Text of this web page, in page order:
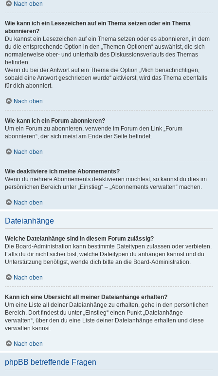
Nach oben
Wie kann ich ein Lesezeichen auf ein Thema setzen oder ein Thema
abonnieren?
Du kannst ein Lesezeichen auf ein Thema setzen oder es abonnieren, in dem
du die entsprechende Option in den „Themen-Optionen“ auswählst, die sich
normalerweise ober- und unterhalb des Diskussionsverlaufs des Themas
befinden.
Wenn du bei der Antwort auf ein Thema die Option „Mich benachrichtigen,
sobald eine Antwort geschrieben wurde“ aktivierst, wird das Thema ebenfalls
für dich abonniert.
Nach oben
Wie kann ich ein Forum abonnieren?
Um ein Forum zu abonnieren, verwende im Forum den Link „Forum
abonnieren“, der sich meist am Ende der Seite befindet.
Nach oben
Wie deaktiviere ich meine Abonnements?
Wenn du mehrere Abonnements deaktivieren möchtest, so kannst du dies im
persönlichen Bereich unter „Einstieg“ – „Abonnements verwalten“ machen.
Nach oben
Dateianhänge
Welche Dateianhänge sind in diesem Forum zulässig?
Die Board-Administration kann bestimmte Dateitypen zulassen oder verbieten.
Falls du dir nicht sicher bist, welche Dateitypen du anhängen kannst und du
Unterstützung benötigst, wende dich bitte an die Board-Administration.
Nach oben
Kann ich eine Übersicht all meiner Dateianhänge erhalten?
Um eine Liste all deiner Dateianhänge zu erhalten, gehe in den persönlichen
Bereich. Dort findest du unter „Einstieg“ einen Punkt „Dateianhänge
verwalten“, über den du eine Liste deiner Dateianhänge erhalten und diese
verwalten kannst.
Nach oben
phpBB betreffende Fragen